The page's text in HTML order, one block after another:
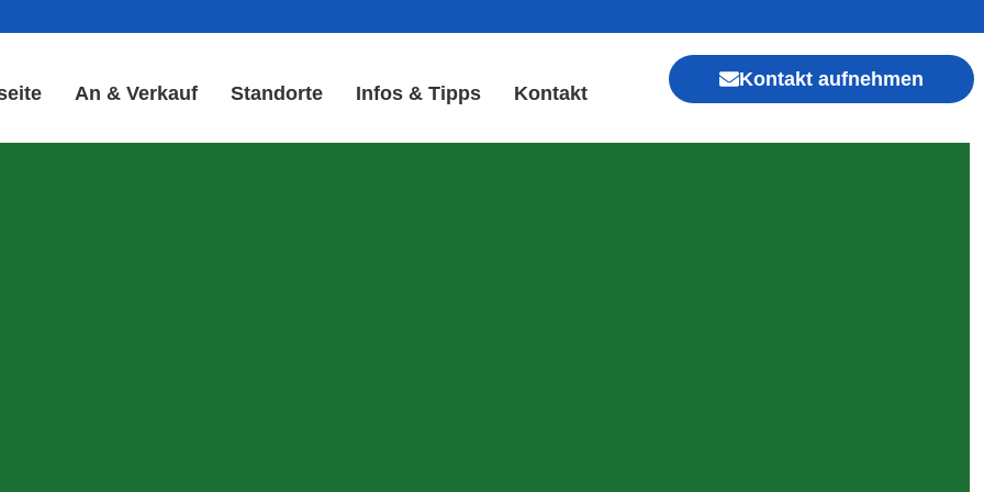
An & Verkauf Standorte Infos & Tipps Kontakt
Kontakt aufnehmen